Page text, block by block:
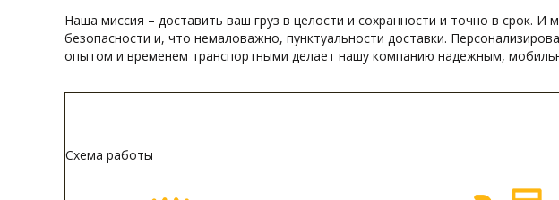
Наша миссия – доставить ваш груз в целости и сохранности и точно в срок.
безопасности и, что немаловажно, пунктуальности доставки.
опытом и временем транспортными делает нашу компанию надежным,
Схема работы